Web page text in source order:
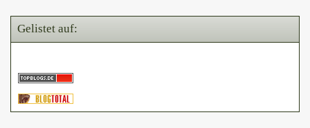
Gelistet auf: